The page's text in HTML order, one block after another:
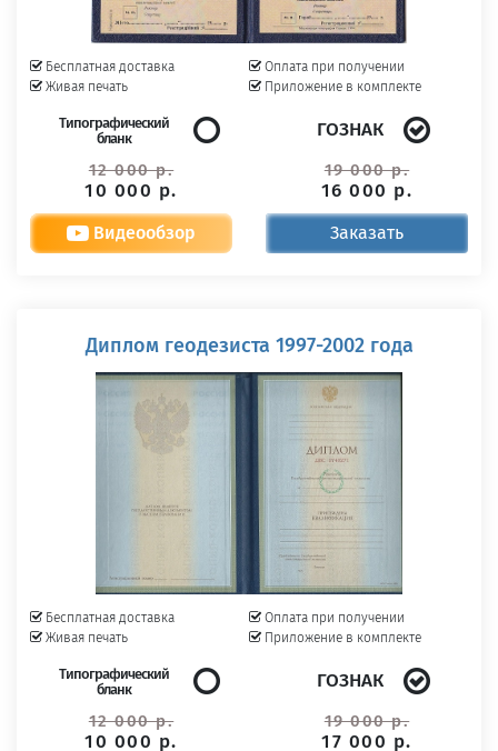
Бесплатная доставка
Живая печать
Оплата при получении
Приложение в комплекте
Типографический
бланк
12 000 р.
10 000 р.
ГОЗНАК
19 000 р.
16 000 р.
Видеообзор Заказать
Диплом геодезиста 1997-2002 года
Бесплатная доставка
Живая печать
Оплата при получении
Приложение в комплекте
Типографический
бланк
12 000 р.
10 000 р.
ГОЗНАК
19 000 р.
17 000 р.